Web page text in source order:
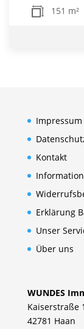
151 m²
Impressum
Kontakt
Erklärung
Unser
Über uns
WUNDES
Kaiserstraße
42781 Haan